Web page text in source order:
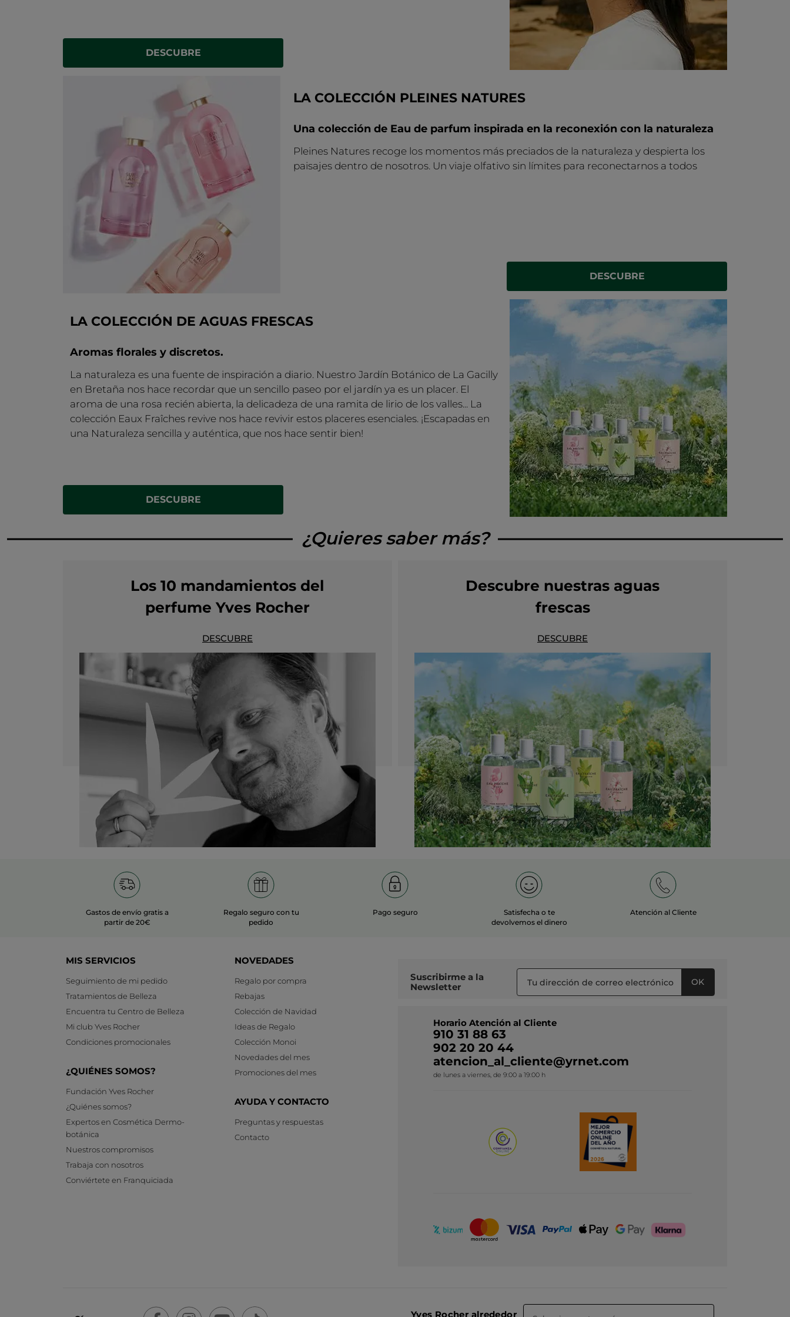
DESCUBRE
LA COLECCIÓN PLEINES NATURES
Una colección de Eau de parfum inspirada en la reconexión con la naturaleza
Pleines Natures recoge los momentos más preciados de la naturaleza y despierta los
paisajes dentro de nosotros. Un viaje olfativo sin límites para reconectarnos a todos
DESCUBRE
LA COLECCIÓN DE AGUAS FRESCAS
Aromas florales y discretos.
La naturaleza es una fuente de inspiración a diario. Nuestro Jardín Botánico de La Gacilly
en Bretaña nos hace recordar que un sencillo paseo por el jardín ya es un placer. El
aroma de una rosa recién abierta, la delicadeza de una ramita de lirio de los valles... La
colección Eaux Fraîches revive nos hace revivir estos placeres esenciales. ¡Escapadas en
una Naturaleza sencilla y auténtica, que nos hace sentir bien!
DESCUBRE
¿Quieres saber más?
Los 10 mandamientos del
perfume Yves Rocher
DESCUBRE
Descubre nuestras aguas
frescas
DESCUBRE
Gastos de envío gratis a
partir de 20€
Regalo seguro con tu
pedido
Pago seguro
Satisfecha o te
devolvemos el dinero
Atención al Cliente
MIS SERVICIOS
Seguimiento de mi pedido
Tratamientos de Belleza
Encuentra tu Centro de Belleza
Mi club Yves Rocher
Condiciones promocionales
¿QUIÉNES SOMOS?
Fundación Yves Rocher
¿Quiénes somos?
Expertos en Cosmética Dermo-
botánica
Nuestros compromisos
Trabaja con nosotros
Conviértete en Franquiciada
NOVEDADES
Regalo por compra
Rebajas
Colección de Navidad
Ideas de Regalo
Colección Monoi
Novedades del mes
Promociones del mes
AYUDA Y CONTACTO
Preguntas y respuestas
Contacto
Suscribirme a la
Newsletter
OK
Horario Atención al Cliente
910 31 88 63
902 20 20 44
atencion_al_cliente@yrnet.com
de lunes a viernes, de 9:00 a 19:00 h
Yves Rocher alrededor